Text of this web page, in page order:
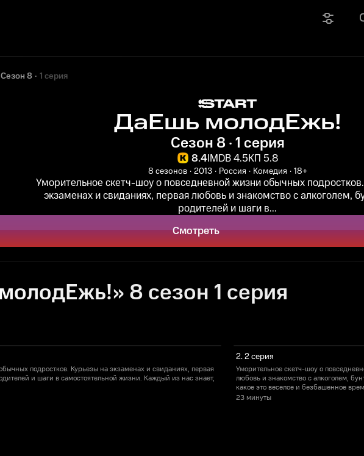
Сезон 8 1 серия
ДаЕшь молодЕжь!
Сезон 8 · 1 серия
8.4IMDB 4.5КП 5.8
8 сезонов 2013 Россия Комедия 18+
Уморительное скетч-шоу о повседневной жизни обычных
экзаменах и свиданиях, первая любовь и знакомство с алкоголем,
родителей и шаги в...
Смотреть
8 сезон 1 серия
подростков. Курьезы на экзаменах и свиданиях, первая
и шаги в самостоятельной жизни. Каждый из нас знает,
2. 2 серия
Уморительное скетч-шоу о
любовь и знакомство с алкоголем,
какое это веселое и безбашенное
23 минуты